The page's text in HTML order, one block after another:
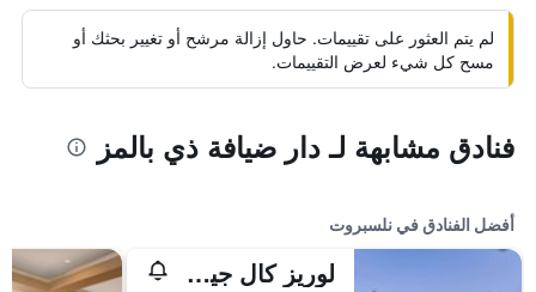
لم يتم العثور على تقييمات. حاول إزالة مرشح أو تغيير بحثك أو
مسح كل شيء لعرض التقييمات.
فنادق مشابهة لـ دار ضيافة ذي بالمز
أفضل الفنادق في نلسبروت
لوريز كال جيستهاوس